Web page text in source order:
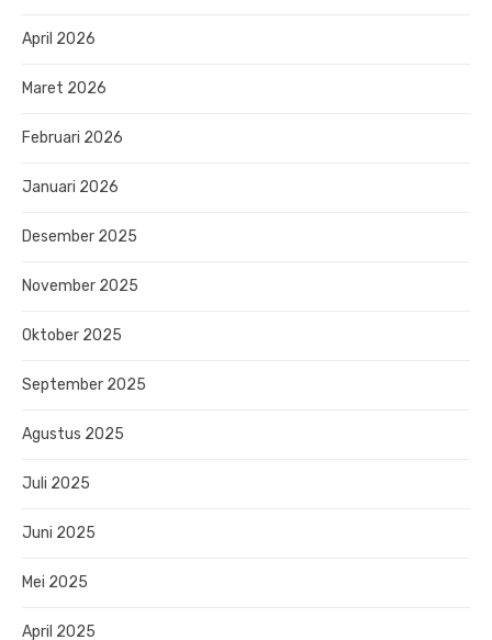
April 2026
Maret 2026
Februari 2026
Januari 2026
Desember 2025
November 2025
Oktober 2025
September 2025
Agustus 2025
Juli 2025
Juni 2025
Mei 2025
April 2025